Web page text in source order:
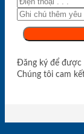
Đăng ký để được
Chúng tôi cam